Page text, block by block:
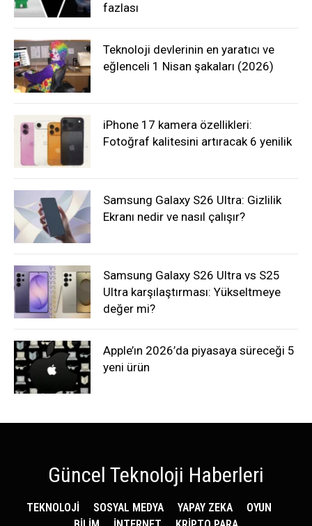
fazlası
Teknoloji devlerinin en yaratıcı ve
eğlenceli 1 Nisan şakaları (2026)
iPhone 17 kamera özellikleri:
Fotoğraf kalitesini artıracak 6 yenilik
Samsung Galaxy S26 Ultra: Gizlilik
Ekranı nedir ve nasıl çalışır?
Samsung Galaxy S26 Ultra vs S25
Ultra karşılaştırması: Yükseltmeye
değer mi?
Apple’ın 2026’da piyasaya süreceği 5
yeni ürün
Güncel Teknoloji Haberleri
TEKNOLOJİ SOSYAL MEDYA YAPAY ZEKA
OYUN